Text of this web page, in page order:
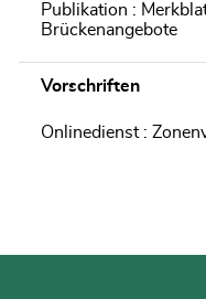
Publikation :
Brückenangebote
Vorschriften
Onlinedienst :